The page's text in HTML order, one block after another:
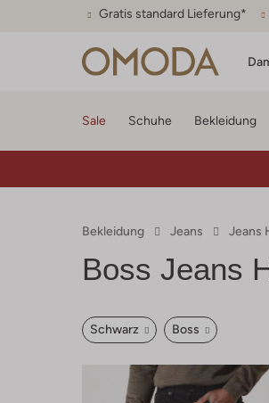
Gratis standard Lieferung*
Sale Schuhe Bekleidung
Bekleidung Jeans Jeans
Boss Jeans
Schwarz Boss